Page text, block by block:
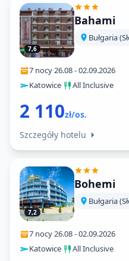
7,6
Bahami
Bułgaria
7 nocy·26.08-02.09.2026
Katowice· All Inclusive
2 110zł/os.
Szczegóły hotelu
7,2
Bohemi
Bułgaria
7 nocy·26.08-02.09.2026
Katowice· All Inclusive